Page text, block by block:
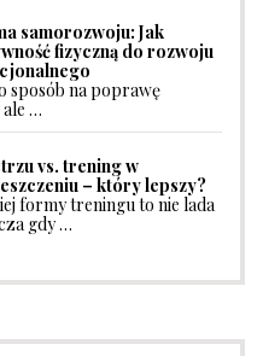
samorozwoju: Jak
fizyczną do rozwoju
sposób na poprawę
…
vs. trening w
– który lepszy?
formy treningu to nie lada
gdy …